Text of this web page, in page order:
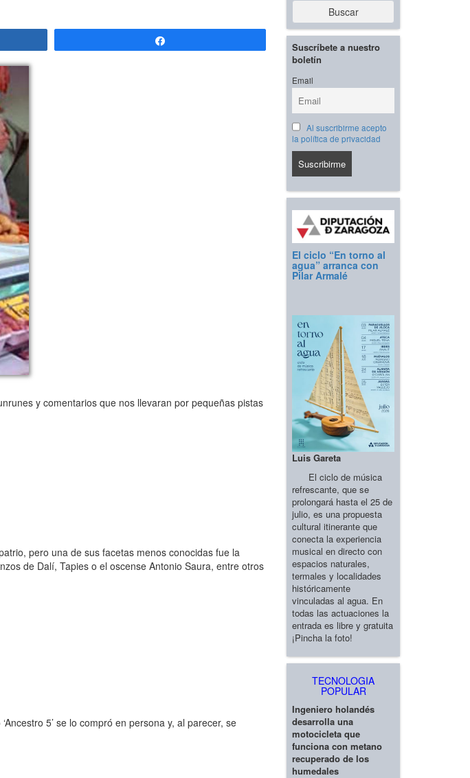
y comentarios que nos llevaran por pequeñas pistas
pero una de sus facetas menos conocidas fue la
de Dalí, Tapies o el oscense Antonio Saura, entre otros
5’ se lo compró en persona y, al parecer, se
Buscar
Suscríbete a nuestro
boletín
Email
Al suscribirme acepto
la política de privacidad
El ciclo “En torno al
agua” arranca con
Pilar Armalé
Luis Gareta
El ciclo de música
refrescante, que se
prolongará hasta el 25 de
julio, es una propuesta
cultural itinerante que
conecta la experiencia
musical en directo con
espacios naturales,
termales y localidades
históricamente
vinculadas al agua. En
todas las actuaciones la
entrada es libre y gratuita
¡Pincha la foto!
TECNOLOGIA
POPULAR
Ingeniero holandés
desarrolla una
motocicleta que
funciona con metano
recuperado de los
humedales